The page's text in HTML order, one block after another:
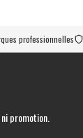
professionnelles
promotion.